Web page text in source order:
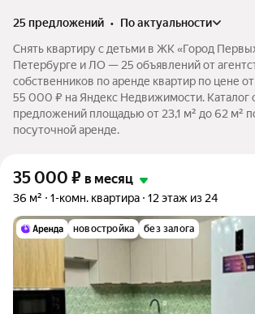
25 предложений •
по актуальности
Снять квартиру с детьми в ЖК «Город
Петербурге и ЛО — 25 объявлений от
собственников по аренде квартир по цене
55 000 ₽ на Яндекс Недвижимости. Каталог
предложений площадью от 23,1 м² до 62 м²
посуточной аренде.
35 000 ₽ в месяц
36 м² 1-комн. квартира 12 этаж из 24
новостройка без залога